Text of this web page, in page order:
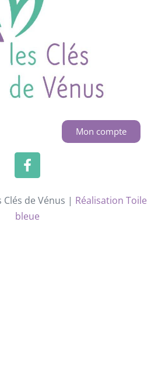
Mon compte
de Vénus | Réalisation Toile
bleue